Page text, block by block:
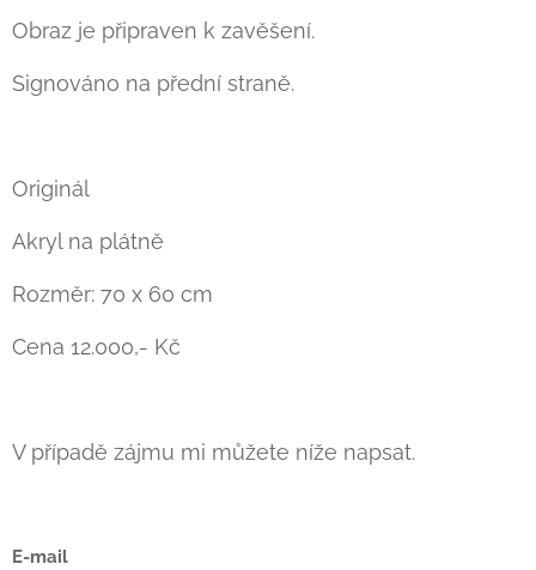
Obraz je připraven k zavěšení.
Signováno na přední straně.
Originál
Akryl na plátně
Rozměr: 70 x 60 cm
Cena 12.000,- Kč
V případě zájmu mi můžete níže napsat.
E-mail